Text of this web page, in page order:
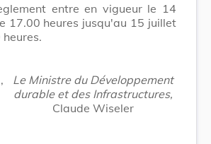
entre en vigueur le 14
17.00 heures jusqu'au 15 juillet
Le Ministre du Développement
durable et des Infrastructures,
Claude Wiseler